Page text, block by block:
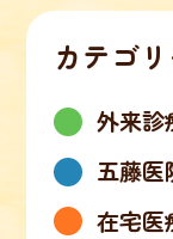
カテゴ
外来診
五藤医
在宅医